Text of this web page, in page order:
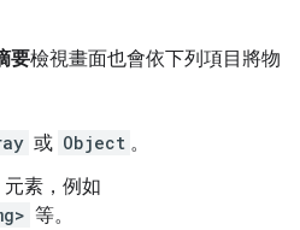
要檢視畫面也會依下列項目將物
或 Object 。
素，例如
等。